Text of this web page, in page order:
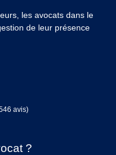
les avocats dans le
de leur présence
avis)
?